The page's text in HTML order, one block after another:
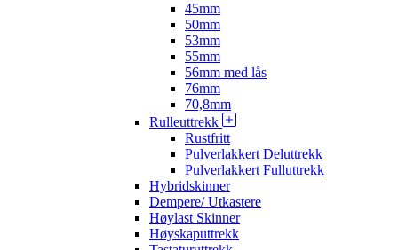
45mm
50mm
53mm
55mm
56mm med lås
76mm
70,8mm
Rulleuttrekk
Rustfritt
Pulverlakkert Deluttrekk
Pulverlakkert Fulluttrekk
Hybridskinner
Dempere/ Utkastere
Høylast Skinner
Høyskaputtrekk